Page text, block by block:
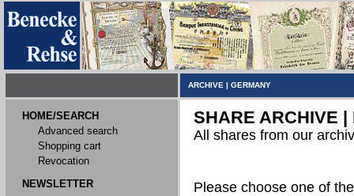
ARCHIVE | GERMANY
HOME/SEARCH
Advanced search
Shopping cart
Revocation
NEWSLETTER
SHARE ARCHIVE |
All shares from our
Please choose one of